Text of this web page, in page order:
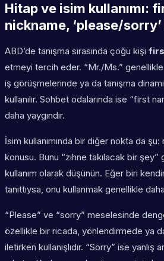
Hitap ve isim kullanımı:
nickname, ‘please/sorry’
ABD’de tanışma sırasında çoğu kişi
etmeyi tercih eder. “Mr./Ms.”
iş görüşmelerinde ya da tanışma
kullanılır. Sohbet odalarında ise “first
daha yaygındır.
İsim kullanımında bir diğer nokta da
konusu. Bunu “zihne takılacak bir
kullanım olarak düşünün. Eğer biri
tanıttıysa, onu kullanmak genellikle daha
“Please” ve “sorry” meselesinde
özellikle bir ricada, yönlendirmede ya
iletirken kullanışlıdır. “Sorry” ise yanlış